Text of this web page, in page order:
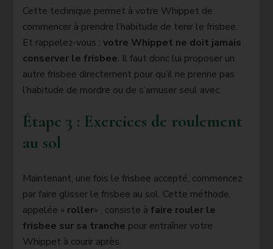
Cette technique permet à votre Whippet de
commencer à prendre l’habitude de tenir le frisbee.
Et rappelez-vous : votre Whippet ne doit jamais
conserver le frisbee. Il faut donc lui proposer un
autre frisbee directement pour qu’il ne prenne pas
l’habitude de mordre ou de s’amuser seul avec.
Étape 3 : Exercices de roulement
au sol
Maintenant, une fois le frisbee accepté, commencez
par faire glisser le frisbee au sol. Cette méthode,
appelée « roller« , consiste à faire rouler le
frisbee sur sa tranche pour entraîner votre
Whippet à courir après.